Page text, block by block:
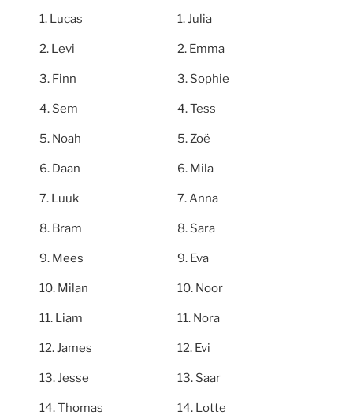
Lucas
Levi
Finn
Sem
Noah
Daan
Luuk
Bram
Mees
Milan
Liam
James
Jesse
Thomas
Julia
Emma
Sophie
Tess
Zoë
Mila
Anna
Sara
Eva
Noor
Nora
Evi
Saar
Lotte